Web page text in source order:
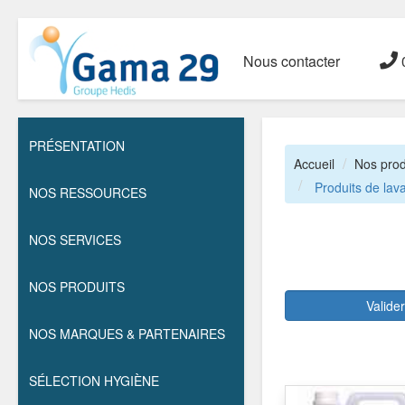
Nous contacter
PRÉSENTATION
NOS RESSOURCES
NOS SERVICES
NOS PRODUITS
NOS MARQUES & PARTENAIRES
SÉLECTION HYGIÈNE
Accueil Nos
Produits de
Valider